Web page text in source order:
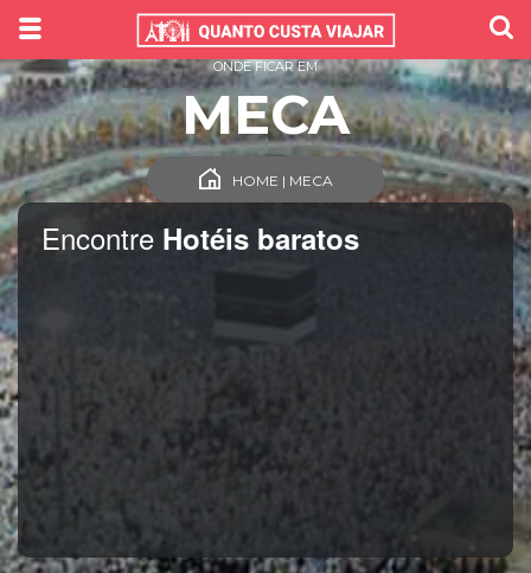
Encontre Hotéis baratos
ONDE FICAR EM
MECA
HOME | MECA